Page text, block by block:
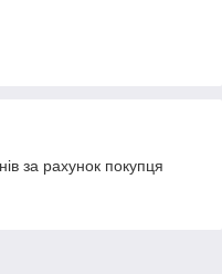
за рахунок покупця